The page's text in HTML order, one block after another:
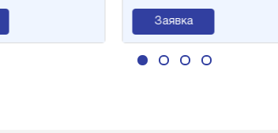
Заявка